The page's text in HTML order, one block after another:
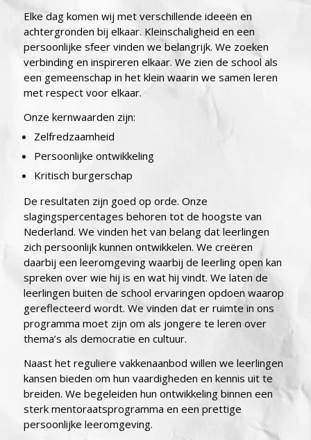
Elke dag komen wij met verschillende ideeën en
achtergronden bij elkaar. Kleinschaligheid en een
persoonlijke sfeer vinden we belangrijk. We zoeken
verbinding en inspireren elkaar. We zien de school als
een gemeenschap in het klein waarin we samen leren
met respect voor elkaar.
Onze kernwaarden zijn:
Zelfredzaamheid
Persoonlijke ontwikkeling
Kritisch burgerschap
De resultaten zijn goed op orde. Onze
slagingspercentages behoren tot de hoogste van
Nederland. We vinden het van belang dat leerlingen
zich persoonlijk kunnen ontwikkelen. We creëren
daarbij een leeromgeving waarbij de leerling open kan
spreken over wie hij is en wat hij vindt. We laten de
leerlingen buiten de school ervaringen opdoen waarop
gereflecteerd wordt. We vinden dat er ruimte in ons
programma moet zijn om als jongere te leren over
thema’s als democratie en cultuur.
Naast het reguliere vakkenaanbod willen we leerlingen
kansen bieden om hun vaardigheden en kennis uit te
breiden. We begeleiden hun ontwikkeling binnen een
sterk mentoraatsprogramma en een prettige
persoonlijke leeromgeving.